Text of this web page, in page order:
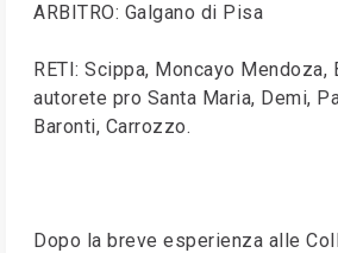
ARBITRO: Galgano di Pisa
RETI: Scippa, Moncayo Mendoza,
autorete pro Santa Maria, Demi,
Baronti, Carrozzo.
Dopo la breve esperienza alle